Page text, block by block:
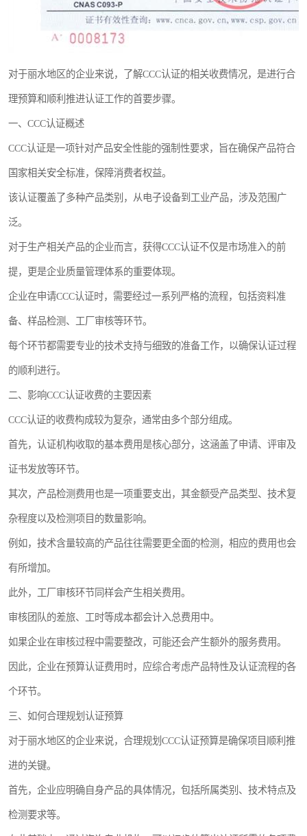
对于丽水地区的企业来说，了解CCC认证的相关收费情况，是进行合
理预算和顺利推进认证工作的首要步骤。
一、CCC认证概述
CCC认证是一项针对产品安全性能的强制性要求，旨在确保产品符合
国家相关安全标准，保障消费者权益。
该认证覆盖了多种产品类别，从电子设备到工业产品，涉及范围广
泛。
对于生产相关产品的企业而言，获得CCC认证不仅是市场准入的前
提，更是企业质量管理体系的重要体现。
企业在申请CCC认证时，需要经过一系列严格的流程，包括资料准
备、样品检测、工厂审核等环节。
每个环节都需要专业的技术支持与细致的准备工作，以确保认证过程
的顺利进行。
二、影响CCC认证收费的主要因素
CCC认证的收费构成较为复杂，通常由多个部分组成。
首先，认证机构收取的基本费用是核心部分，这涵盖了申请、评审及
证书发放等环节。
其次，产品检测费用也是一项重要支出，其金额受产品类型、技术复
杂程度以及检测项目的数量影响。
例如，技术含量较高的产品往往需要更全面的检测，相应的费用也会
有所增加。
此外，工厂审核环节同样会产生相关费用。
审核团队的差旅、工时等成本都会计入总费用中。
如果企业在审核过程中需要整改，可能还会产生额外的服务费用。
因此，企业在预算认证费用时，应综合考虑产品特性及认证流程的各
个环节。
三、如何合理规划认证预算
对于丽水地区的企业来说，合理规划CCC认证预算是确保项目顺利推
进的关键。
首先，企业应明确自身产品的具体情况，包括所属类别、技术特点及
检测要求等。